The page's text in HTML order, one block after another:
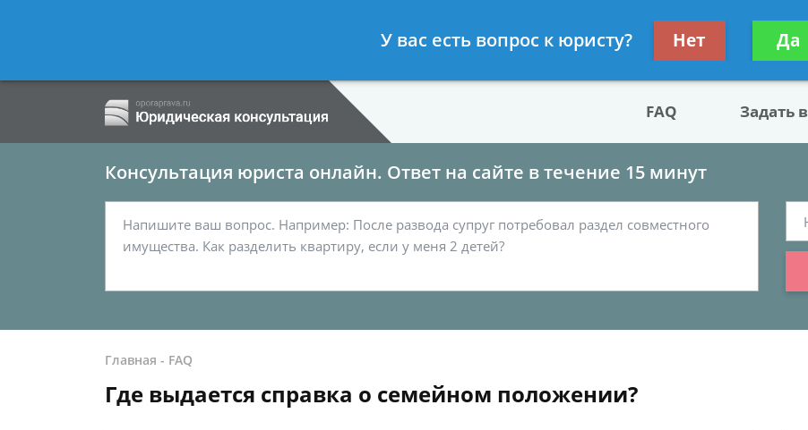
- Семейный юрист, адвокат по разводу
Получите
FAQ Задать
Консультация юриста онлайн. Ответ на сайте в течение 15 минут
Главная - FAQ
Где выдается справка о семейном положении?
У вас есть вопрос к юристу? Нет Да